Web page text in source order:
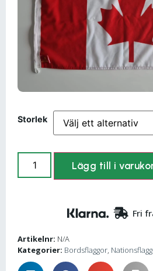
Storlek
Lägg till i
Fri
Artikelnr: N/A
Kategorier: Bordsflaggor,